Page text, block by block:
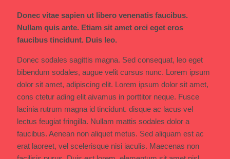
Donec vitae sapien ut libero venenatis faucibus.
Nullam quis ante. Etiam sit amet orci eget eros
faucibus tincidunt. Duis leo.
Donec sodales sagittis magna. Sed consequat, leo eget
bibendum sodales, augue velit cursus nunc. Lorem ipsum
dolor sit amet, adipiscing elit. Lorem ipsum dolor sit amet,
cons ctetur ading elit aivamus in porttitor neque. Fusce
lacinia rutrum magna id tincidunt. disque ac lacus vel
lectus feugiat fringilla. Nullam mattis sodales dolor a
faucibus. Aenean non aliquet metus. Sed aliquam est ac
erat laoreet, vel scelerisque nisi iaculis. Maecenas non